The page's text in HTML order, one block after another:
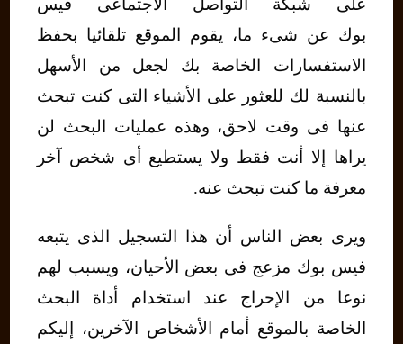
على شبكة التواصل الاجتماعى فيس
بوك عن شىء ما، يقوم الموقع تلقائيا بحفظ
الاستفسارات الخاصة بك لجعل من الأسهل
بالنسبة لك للعثور على الأشياء التى كنت تبحث
عنها فى وقت لاحق، وهذه عمليات البحث لن
يراها إلا أنت فقط ولا يستطيع أى شخص آخر
معرفة ما كنت تبحث عنه.
ويرى بعض الناس أن هذا التسجيل الذى يتبعه
فيس بوك مزعج فى بعض الأحيان، ويسبب لهم
نوعا من الإحراج عند استخدام أداة البحث
الخاصة بالموقع أمام الأشخاص الآخرين، إليكم